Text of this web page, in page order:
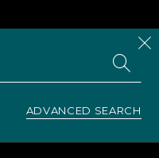
ADVANCED SEARCH